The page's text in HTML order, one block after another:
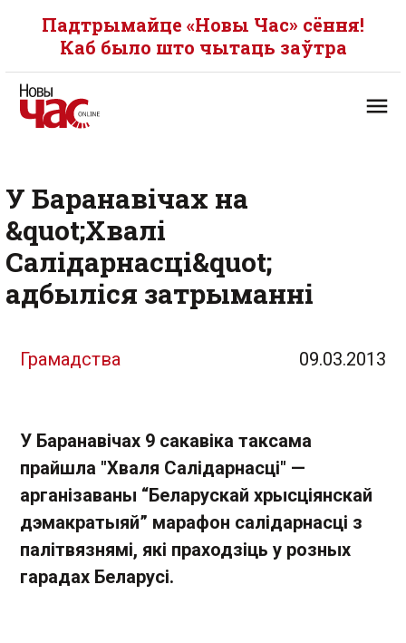
Падтрымайце «Новы Час» сёння!
Каб было што чытаць заўтра
У Баранавічах на
&quot;Хвалі
Салідарнасці&quot;
адбыліся затрыманні
Грамадства 09.03.2013
У Баранавічах 9 сакавіка таксама
прайшла "Хваля Салідарнасці" —
арганізаваны “Беларускай хрысціянскай
дэмакратыяй” марафон салідарнасці з
палітвязнямі, які праходзіць у розных
гарадах Беларусі.